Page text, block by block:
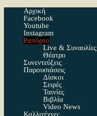
Αρχική
Facebook
Youtube
Instagram
Ραπόρτο
Live & Συναυλίες
Θέατρο
Συνεντεύξεις
Παρουσιάσεις
Δίσκοι
Σειρές
Ταινίες
Βιβλία
Video News
Καλλιτέχνες